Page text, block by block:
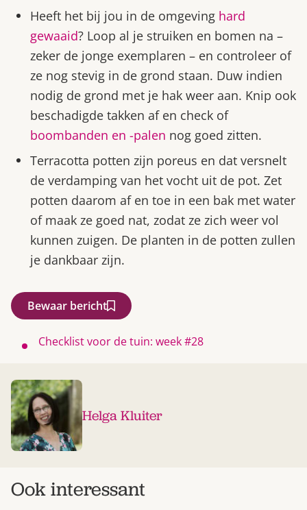
Heeft het bij jou in de omgeving hard
gewaaid? Loop al je struiken en bomen na –
zeker de jonge exemplaren – en controleer of
ze nog stevig in de grond staan. Duw indien
nodig de grond met je hak weer aan. Knip ook
beschadigde takken af en check of
boombanden en -palen nog goed zitten.
Terracotta potten zijn poreus en dat versnelt
de verdamping van het vocht uit de pot. Zet
potten daarom af en toe in een bak met water
of maak ze goed nat, zodat ze zich weer vol
kunnen zuigen. De planten in de potten zullen
je dankbaar zijn.
Bewaar bericht
Checklist voor de tuin: week #28
Helga Kluiter
Ook interessant